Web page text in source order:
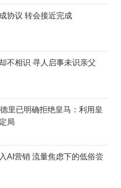
协议 转会接近完成
不相识 寻人启事未识亲父
里已明确拒绝皇马：利用皇
局
AI营销 流量焦虑下的低俗尝